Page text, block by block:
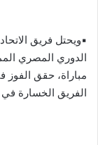
▪︎ويحتل فريق
الفريق الخسارة في 9 مباريات.